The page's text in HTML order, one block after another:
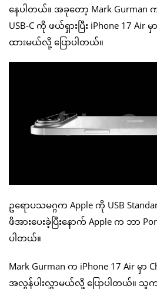
နေပါတယ်။ အခုတော့ Mark Gurman
USB-C ကို ဖယ်ရှားပြီး iPhone 17 Air
ထားမယ်လို့ ပြောပါတယ်။
ဥရောပသမဂ္ဂက Apple ကို USB
ဖိအားပေးခဲ့ပြီးနောက် Apple က ဘာ
ပါတယ်။
Mark Gurman က iPhone 17 Air မှာ
အလွန်ပါးလွှာမယ်လို့ ပြောပါတယ်။ သူက